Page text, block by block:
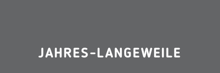
JAHRES-LANGEWEILE